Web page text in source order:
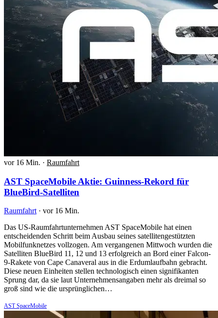
vor 16 Min. · Raumfahrt
AST SpaceMobile Aktie: Guinness-Rekord für
BlueBird-Satelliten
Raumfahrt · vor 16 Min.
Das US-Raumfahrtunternehmen AST SpaceMobile hat einen
entscheidenden Schritt beim Ausbau seines satellitengestützten
Mobilfunknetzes vollzogen. Am vergangenen Mittwoch wurden die
Satelliten BlueBird 11, 12 und 13 erfolgreich an Bord einer Falcon-
9-Rakete von Cape Canaveral aus in die Erdumlaufbahn gebracht.
Diese neuen Einheiten stellen technologisch einen signifikanten
Sprung dar, da sie laut Unternehmensangaben mehr als dreimal so
groß sind wie die ursprünglichen…
AST SpaceMobile